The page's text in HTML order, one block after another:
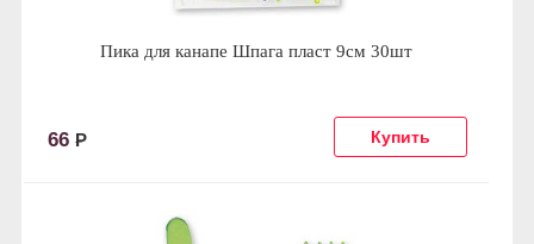
Пика для канапе Шпага пласт 9см 30шт
66 Р